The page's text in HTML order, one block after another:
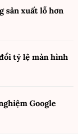
sản xuất lỗ hơn
tỷ lệ màn hình
Google